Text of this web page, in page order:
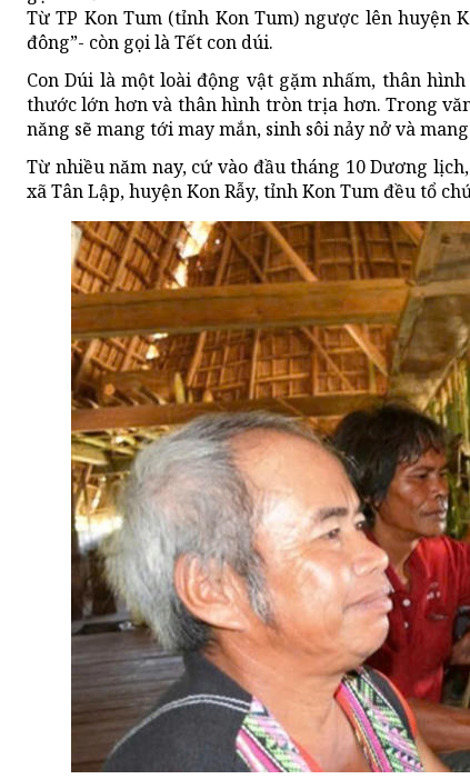
Từ TP Kon Tum (tỉnh Kon Tum) ngược lên huyện
đông”- còn gọi là Tết con dúi.
Con Dúi là một loài động vật gặm nhấm, thân
thước lớn hơn và thân hình tròn trịa hơn. Trong
năng sẽ mang tới may mắn, sinh sôi nảy nở và
Từ nhiều năm nay, cứ vào đầu tháng 10 Dương
xã Tân Lập, huyện Kon Rẫy, tỉnh Kon Tum đều tổ